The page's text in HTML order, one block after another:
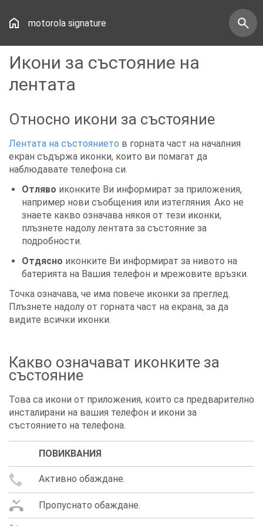
motorola signature
Икони за състояние на
лентата
Относно икони за състояние
Лентата на състоянието в горната част на началния
екран съдържа иконки, които ви помагат да
наблюдавате телефона си.
Отляво иконките Ви информират за приложения,
например нови съобщения или изтегляния. Ако не
знаете какво означава някоя от тези иконки,
плъзнете надолу лентата за състояние за
подробности.
Отдясно иконките Ви информират за нивото на
батерията на Вашия телефон и мрежовите връзки.
Точка означава, че има повече иконки за преглед.
Плъзнете надолу от горната част на екрана, за да
видите всички иконки.
Какво означават иконките за
състояние
Това са икони от приложения, които са предварително
инсталирани на вашия телефон и икони за
състоянието на телефона.
ПОВИКВАНИЯ
Активно обаждане.
Пропуснато обаждане.